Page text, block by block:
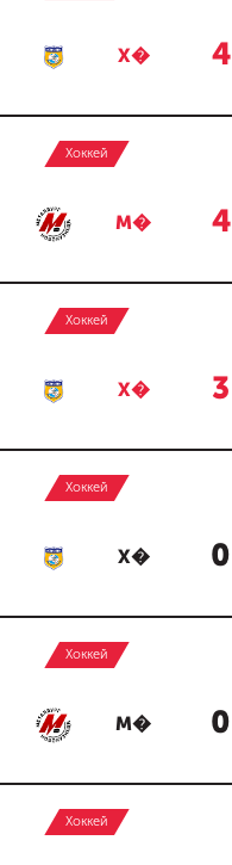
Х� 4
Хоккей
М� 4
Хоккей
Х� 3
Хоккей
Х� 0
Хоккей
М� 0
Хоккей